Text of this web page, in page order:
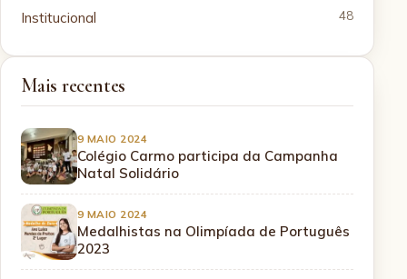
Institucional 48
Mais recentes
9 MAIO 2024
Colégio Carmo participa da Campanha
Natal Solidário
9 MAIO 2024
Medalhistas na Olimpíada de Português
2023